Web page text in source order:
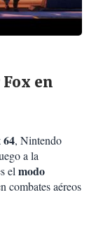
Fox en
64, Nintendo
a la
elmodo
combates aéreos